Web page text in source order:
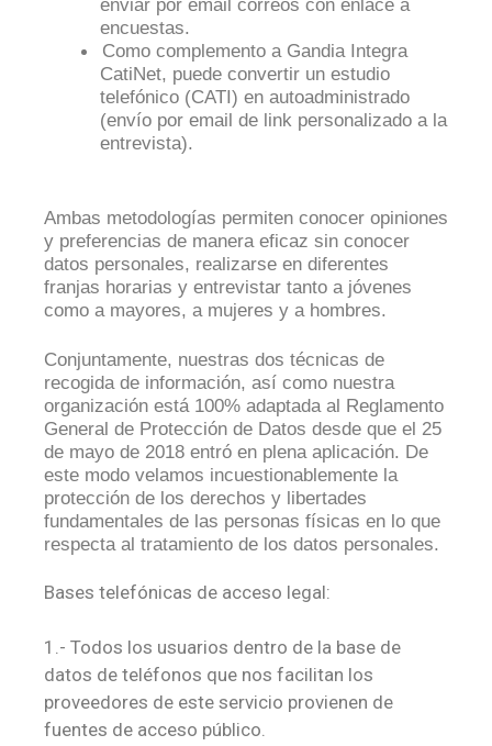
enviar por email correos con enlace a
encuestas.
Como complemento a Gandia Integra
CatiNet, puede convertir un estudio
telefónico (CATI) en autoadministrado
(envío por email de link personalizado a la
entrevista).
Ambas metodologías permiten conocer opiniones
y preferencias de manera eficaz sin conocer
datos personales, realizarse en diferentes
franjas horarias y entrevistar tanto a jóvenes
como a mayores, a mujeres y a hombres.
Conjuntamente, nuestras dos técnicas de
recogida de información, así como nuestra
organización está 100% adaptada al Reglamento
General de Protección de Datos desde que el 25
de mayo de 2018 entró en plena aplicación. De
este modo velamos incuestionablemente la
protección de los derechos y libertades
fundamentales de las personas físicas en lo que
respecta al tratamiento de los datos personales.
Bases telefónicas de acceso legal:
1.- Todos los usuarios dentro de la base de
datos de teléfonos que nos facilitan los
proveedores de este servicio provienen de
fuentes de acceso público.